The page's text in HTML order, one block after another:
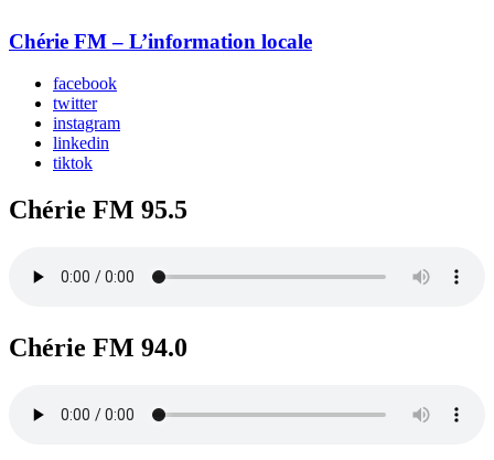
Chérie FM – L’information locale
facebook
twitter
instagram
linkedin
tiktok
Chérie FM 95.5
Chérie FM 94.0